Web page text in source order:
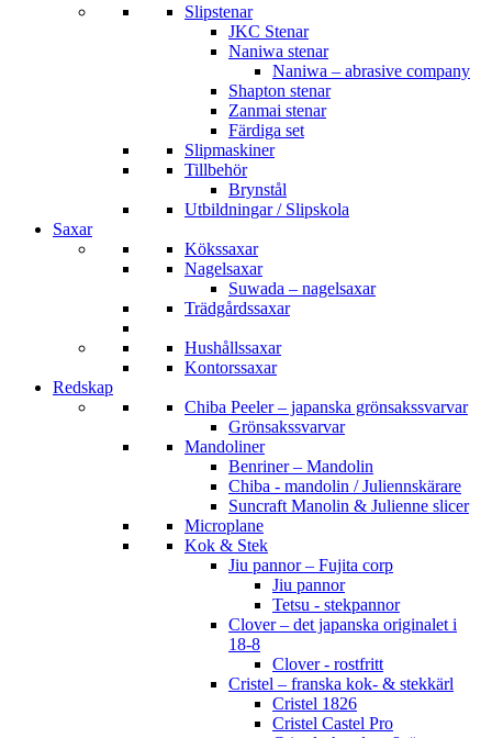
Slipstenar
JKC Stenar
Naniwa stenar
Naniwa – abrasive company
Shapton stenar
Zanmai stenar
Färdiga set
Slipmaskiner
Tillbehör
Brynstål
Utbildningar / Slipskola
Saxar
Kökssaxar
Nagelsaxar
Suwada – nagelsaxar
Trädgårdssaxar
Hushållssaxar
Kontorssaxar
Redskap
Chiba Peeler – japanska grönsakssvarvar
Grönsakssvarvar
Mandoliner
Benriner – Mandolin
Chiba - mandolin / Juliennskärare
Suncraft Manolin & Julienne slicer
Microplane
Kok & Stek
Jiu pannor – Fujita corp
Jiu pannor
Tetsu - stekpannor
Clover – det japanska originalet i
18-8
Clover - rostfritt
Cristel – franska kok- & stekkärl
Cristel 1826
Cristel Castel Pro